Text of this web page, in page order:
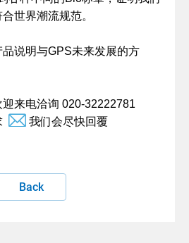
世界潮流规范。
说明与GPS未来发展的方
来电洽询 020-32222781
我们会尽快回覆
Back